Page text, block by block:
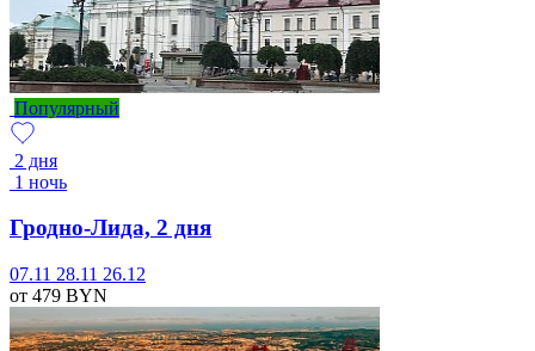
Популярный
2 дня
1 ночь
Гродно-Лида, 2 дня
07.11 28.11 26.12
от 479 BYN